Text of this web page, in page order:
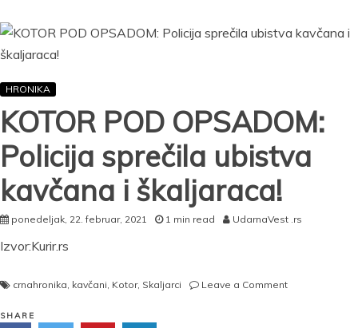
VELJE
HRONIKA
KOTOR POD OPSADOM:
Policija sprečila ubistva
kavčana i škaljaraca!
ponedeljak, 22. februar, 2021 1 min read UdarnaVest .rs
Izvor:Kurir.rs
crnahronika, kavčani, Kotor, Skaljarci Leave a Commenton
SHARE